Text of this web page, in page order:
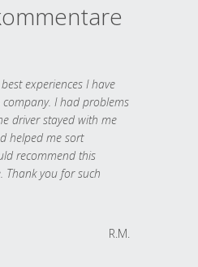
experiences I have
I had problems
driver stayed with me
helped me sort
recommend this
Thank you for such
R.M.